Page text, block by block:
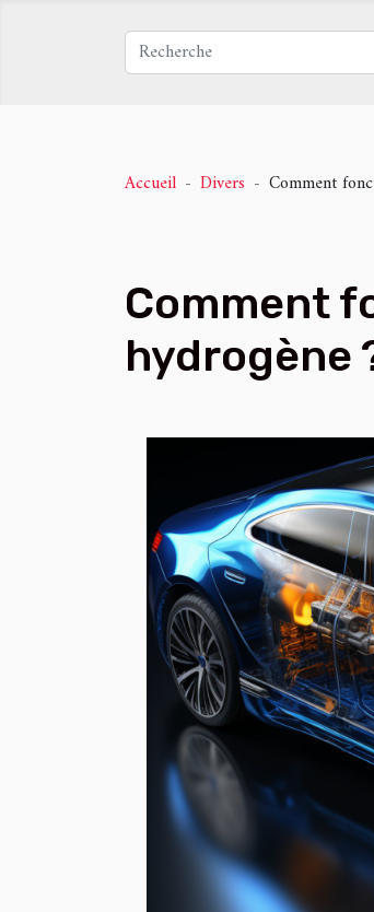
Accueil Divers Comment
Comment
hydrogène